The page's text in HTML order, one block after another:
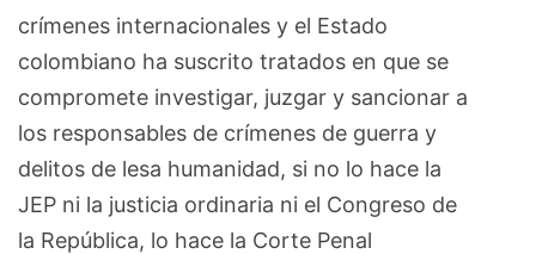
crímenes internacionales y el Estado
colombiano ha suscrito tratados en que se
compromete investigar, juzgar y sancionar a
los responsables de crímenes de guerra y
delitos de lesa humanidad, si no lo hace la
JEP ni la justicia ordinaria ni el Congreso de
la República, lo hace la Corte Penal